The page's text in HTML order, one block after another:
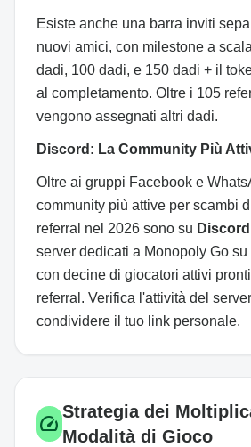
Esiste anche una barra inviti
nuovi amici, con milestone a
dadi, 100 dadi, e 150 dadi + il
al completamento. Oltre i 105
vengono assegnati altri dadi.
Discord: La Community Più
Oltre ai gruppi Facebook e
community più attive per scambi
referral nel 2026 sono su Discord
server dedicati a Monopoly Go
con decine di giocatori attivi
referral. Verifica l'attività del
condividere il tuo link personale.
speed Strategia dei
Modalità di Gioco